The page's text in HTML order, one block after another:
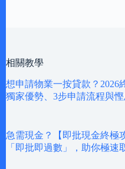
相關教學
想申請物業一按貸款？2026
獨家優勢、3步申請流程與
急需現金？【即批現金終極
「即批即過數」，助你極速